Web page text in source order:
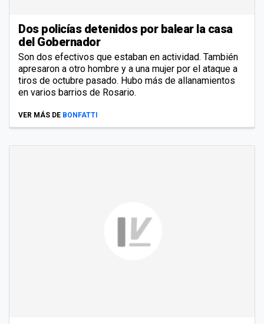
Dos policías detenidos por balear la casa
del Gobernador
Son dos efectivos que estaban en actividad. También
apresaron a otro hombre y a una mujer por el ataque a
tiros de octubre pasado. Hubo más de allanamientos
en varios barrios de Rosario.
VER MÁS DE BONFATTI